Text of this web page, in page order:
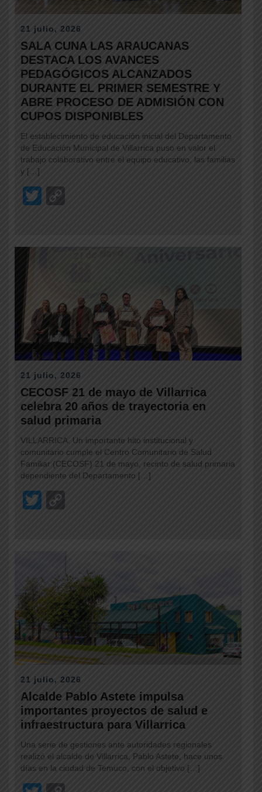
21 julio, 2026
SALA CUNA LAS ARAUCANAS
DESTACA LOS AVANCES
PEDAGÓGICOS ALCANZADOS
DURANTE EL PRIMER SEMESTRE Y
ABRE PROCESO DE ADMISIÓN CON
CUPOS DISPONIBLES
El establecimiento de educación inicial del Departamento
de Educación Municipal de Villarrica puso en valor el
trabajo colaborativo entre el equipo educativo, las familias
y […]
T
er y
k
21 julio, 2026
CECOSF 21 de mayo de Villarrica
celebra 20 años de trayectoria en
salud primaria
VILLARRICA. Un importante hito institucional y
comunitario cumple el Centro Comunitario de Salud
Familiar (CECOSF) 21 de mayo, recinto de salud primaria
dependiente del Departamento […]
T
er y
Li
n
k
21 julio, 2026
Alcalde Pablo Astete impulsa
importantes proyectos de salud e
infraestructura para Villarrica
Una serie de gestiones ante autoridades regionales
realizó el alcalde de Villarrica, Pablo Astete, hace unos
días en la ciudad de Temuco, con el objetivo […]